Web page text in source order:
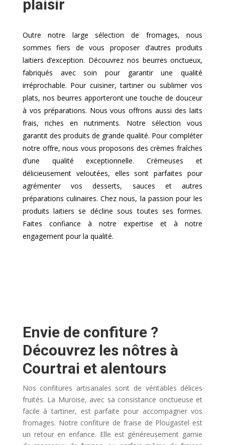
plaisir
Outre notre large sélection de fromages, nous
sommes fiers de vous proposer d’autres produits
laitiers d’exception. Découvrez nos beurres onctueux,
fabriqués avec soin pour garantir une qualité
irréprochable. Pour cuisiner, tartiner ou sublimer vos
plats, nos beurres apporteront une touche de douceur
à vos préparations. Nous vous offrons aussi des laits
frais, riches en nutriments. Notre sélection vous
garantit des produits de grande qualité. Pour compléter
notre offre, nous vous proposons des crèmes fraîches
d’une qualité exceptionnelle. Crémeuses et
délicieusement veloutées, elles sont parfaites pour
agrémenter vos desserts, sauces et autres
préparations culinaires. Chez nous, la passion pour les
produits laitiers se décline sous toutes ses formes.
Faites confiance à notre expertise et à notre
engagement pour la qualité.
Envie de confiture ?
Découvrez les nôtres à
Courtrai et alentours
Nos confitures artisanales sont de véritables délices
fruités. La Muroise, avec sa consistance onctueuse et
facile à tartiner, est parfaite pour accompagner vos
fromages. Notre confiture de fraise de Plougastel est
un retour en enfance. Elle est généreusement garnie